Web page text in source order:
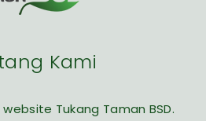
Kami
Tukang Taman BSD.